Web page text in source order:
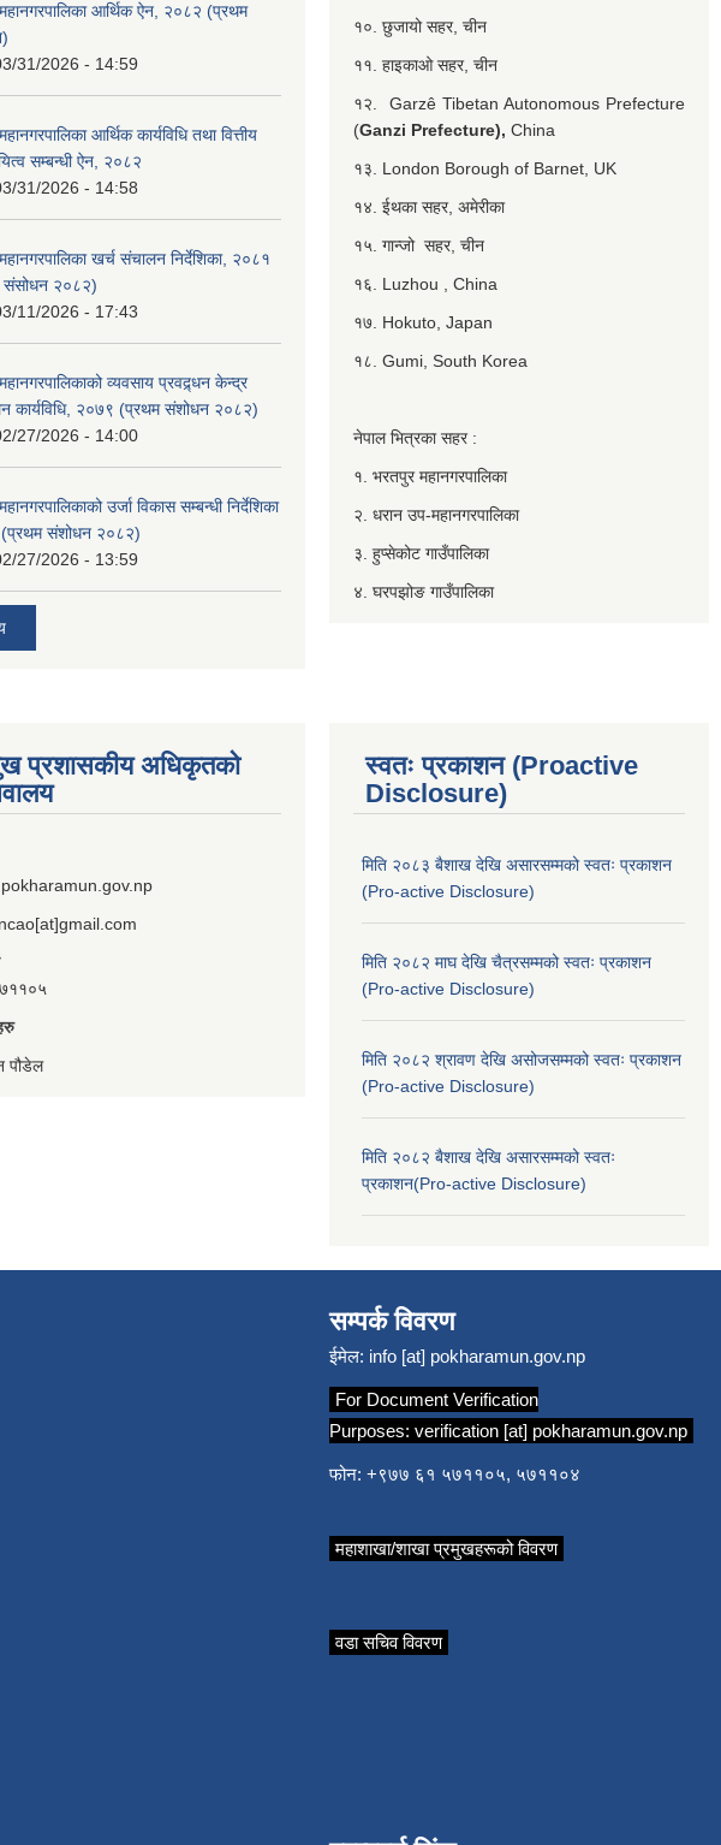
आर्थिक ऐन, २०८२ (प्रथम
31/2026 - 14:59
आर्थिक कार्यविधि तथा वित्तीय
सम्बन्धी ऐन, २०८२
31/2026 - 14:58
खर्च संचालन निर्देशिका, २०८१
संसोधन २०८२)
11/2026 - 17:43
व्यवसाय प्रवद्र्धन केन्द्र
कार्यविधि, २०७९ (प्रथम संशोधन २०८२)
27/2026 - 14:00
उर्जा विकास सम्बन्धी निर्देशिका
संशोधन २०८२)
27/2026 - 13:59
१०. छुजायो सहर, चीन
११. हाइकाओ सहर, चीन
१२. Garzê Tibetan Autonomous Prefecture
(Ganzi Prefecture), China
१३. London Borough of Barnet, UK
१४. ईथका सहर, अमेरीका
१५. गान्जो सहर, चीन
१६. Luzhou , China
१७. Hokuto, Japan
१८. Gumi, South Korea
नेपाल भित्रका सहर :
१. भरतपुर महानगरपालिका
२. धरान उप-महानगरपालिका
३. हुप्सेकोट गाउँपालिका
४. घरपझोङ गाउँपालिका
प्रशासकीय अधिकृतको
पौडेल
स्वतः प्रकाशन (Proactive
Disclosure)
मिति २०८३ बैशाख देखि असारसम्मको स्वतः प्रकाशन
(Pro-active Disclosure)
मिति २०८२ माघ देखि चैत्रसम्मको स्वतः प्रकाशन
(Pro-active Disclosure)
मिति २०८२ श्रावण देखि असोजसम्मको स्वतः प्रकाशन
(Pro-active Disclosure)
मिति २०८२ बैशाख देखि असारसम्मको स्वतः
प्रकाशन(Pro-active Disclosure)
सम्पर्क विवरण
ईमेल: info [at] pokharamun.gov.np
For Document Verification
Purposes: verification [at] pokharamun.gov.np
फोन: +९७७ ६१ ५७११०५, ५७११०४
महाशाखा/शाखा प्रमुखहरूको विवरण
वडा सचिव विवरण